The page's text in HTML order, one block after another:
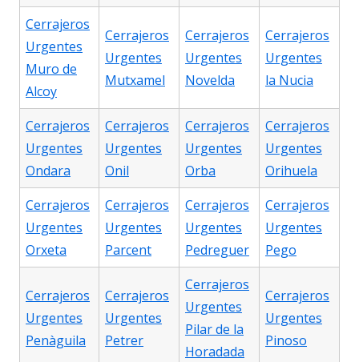
Cerrajeros
Urgentes
Muro de
Alcoy
Cerrajeros
Urgentes
Mutxamel
Cerrajeros
Urgentes
Novelda
Cerrajeros
Urgentes
la Nucia
Cerrajeros
Urgentes
Ondara
Cerrajeros
Urgentes
Onil
Cerrajeros
Urgentes
Orba
Cerrajeros
Urgentes
Orihuela
Cerrajeros
Urgentes
Orxeta
Cerrajeros
Urgentes
Parcent
Cerrajeros
Urgentes
Pedreguer
Cerrajeros
Urgentes
Pego
Cerrajeros
Urgentes
Penàguila
Cerrajeros
Urgentes
Petrer
Cerrajeros
Urgentes
Pilar de la
Horadada
Cerrajeros
Urgentes
Pinoso